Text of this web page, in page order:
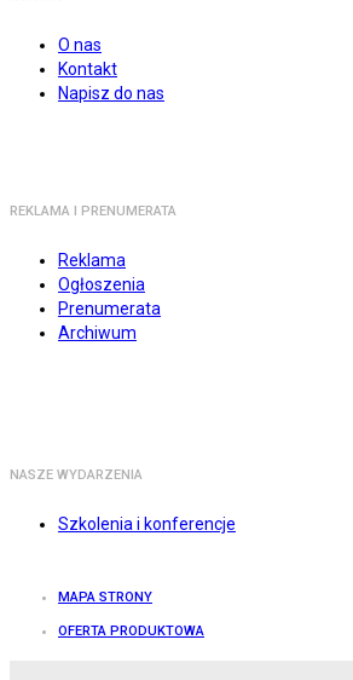
O nas
Kontakt
Napisz do nas
REKLAMA I PRENUMERATA
Reklama
Ogłoszenia
Prenumerata
Archiwum
NASZE WYDARZENIA
Szkolenia i konferencje
MAPA STRONY
OFERTA PRODUKTOWA